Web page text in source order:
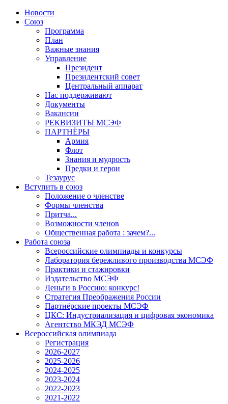
Новости
Союз
Программа
План
Важные знания
Управление
Президент
Президентский совет
Центральный аппарат
Нас поддерживают
Документы
Вакансии
РЕКВИЗИТЫ МСЭФ
ПАРТНЁРЫ
Армия
Флот
Знания и мудрость
Предки и герои
Тезаурус
Вступить в союз
Положение о членстве
Формы членства
Притча...
Возможности членов
Общественная работа : зачем?...
Работа союза
Всероссийские олимпиады и конкурсы
Лаборатория бережливого производства МСЭФ
Практики и стажировки
Издательство МСЭФ
Деньги в Россию: конкурс!
Стратегия Преображения России
Партнёрские проекты МСЭФ
ЦКС: Индустриализация и цифровая экономика
Агентство МКЭД МСЭФ
Всероссийская олимпиада
Регистрация
2026-2027
2025-2026
2024-2025
2023-2024
2022-2023
2021-2022